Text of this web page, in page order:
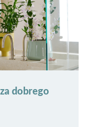
dobrego